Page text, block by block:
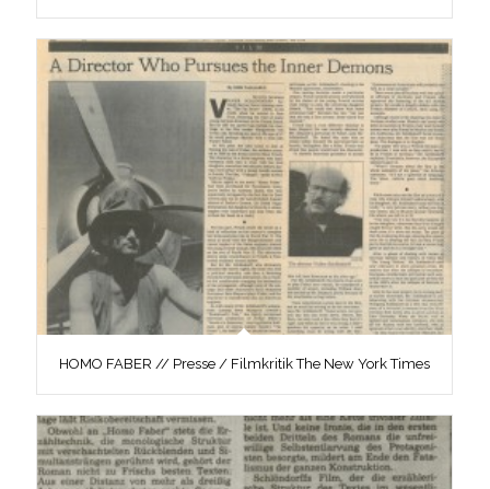
HOMO FABER // Presse / Filmkritik The New York Times